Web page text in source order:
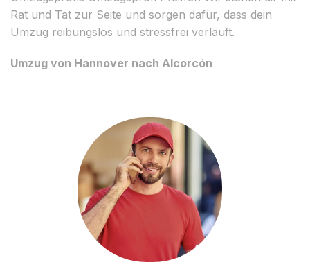
Rat und Tat zur Seite und sorgen dafür, dass dein
Umzug reibungslos und stressfrei verläuft.
Umzug von Hannover nach Alcorcón